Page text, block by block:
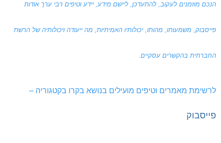
הנכם מוזמנים לעקוב, להתעדכן, ליישם מידע, יידע וטיפים רבי ערך אודות
פייסבוק, משמעותו, מהותו, יכולותיו האמיתיות, מה ייעודה ויכולותיה של הרשת
החברתית בהקשרים עסקיים.
לרשימת מאמרים וטיפים מועילים בנושא בקרו בקטגוריה –
פייסבוק